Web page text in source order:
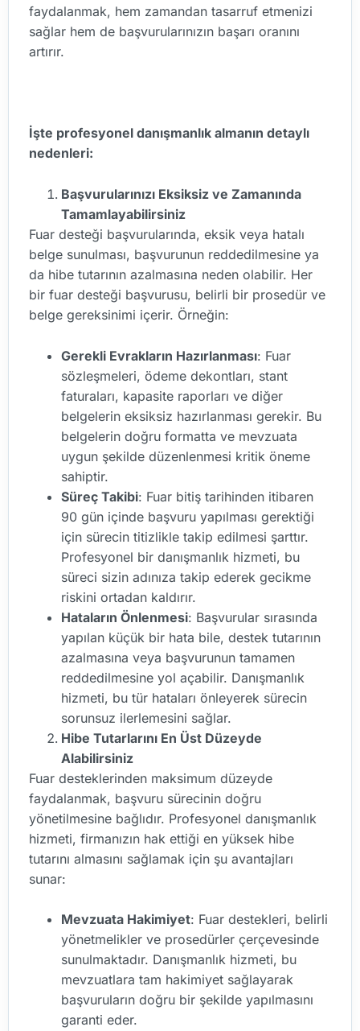
faydalanmak, hem zamandan tasarruf etmenizi
sağlar hem de başvurularınızın başarı oranını
artırır.
İşte profesyonel danışmanlık almanın detaylı
nedenleri:
Başvurularınızı Eksiksiz ve Zamanında
Tamamlayabilirsiniz
Fuar desteği başvurularında, eksik veya hatalı
belge sunulması, başvurunun reddedilmesine ya
da hibe tutarının azalmasına neden olabilir. Her
bir fuar desteği başvurusu, belirli bir prosedür ve
belge gereksinimi içerir. Örneğin:
Gerekli Evrakların Hazırlanması: Fuar
sözleşmeleri, ödeme dekontları, stant
faturaları, kapasite raporları ve diğer
belgelerin eksiksiz hazırlanması gerekir. Bu
belgelerin doğru formatta ve mevzuata
uygun şekilde düzenlenmesi kritik öneme
sahiptir.
Süreç Takibi: Fuar bitiş tarihinden itibaren
90 gün içinde başvuru yapılması gerektiği
için sürecin titizlikle takip edilmesi şarttır.
Profesyonel bir danışmanlık hizmeti, bu
süreci sizin adınıza takip ederek gecikme
riskini ortadan kaldırır.
Hataların Önlenmesi: Başvurular sırasında
yapılan küçük bir hata bile, destek tutarının
azalmasına veya başvurunun tamamen
reddedilmesine yol açabilir. Danışmanlık
hizmeti, bu tür hataları önleyerek sürecin
sorunsuz ilerlemesini sağlar.
Hibe Tutarlarını En Üst Düzeyde
Alabilirsiniz
Fuar desteklerinden maksimum düzeyde
faydalanmak, başvuru sürecinin doğru
yönetilmesine bağlıdır. Profesyonel danışmanlık
hizmeti, firmanızın hak ettiği en yüksek hibe
tutarını almasını sağlamak için şu avantajları
sunar:
Mevzuata Hakimiyet: Fuar destekleri, belirli
yönetmelikler ve prosedürler çerçevesinde
sunulmaktadır. Danışmanlık hizmeti, bu
mevzuatlara tam hakimiyet sağlayarak
başvuruların doğru bir şekilde yapılmasını
garanti eder.